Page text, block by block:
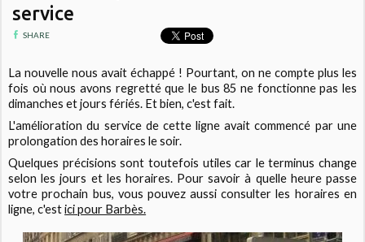
service
SHARE
La nouvelle nous avait échappé ! Pourtant, on ne compte plus les
fois où nous avons regretté que le bus 85 ne fonctionne pas les
dimanches et jours fériés. Et bien, c'est fait.
L'amélioration du service de cette ligne avait commencé par une
prolongation des horaires le soir.
Quelques précisions sont toutefois utiles car le terminus change
selon les jours et les horaires. Pour savoir à quelle heure passe
votre prochain bus, vous pouvez aussi consulter les horaires en
ligne, c'estici pour Barbès.